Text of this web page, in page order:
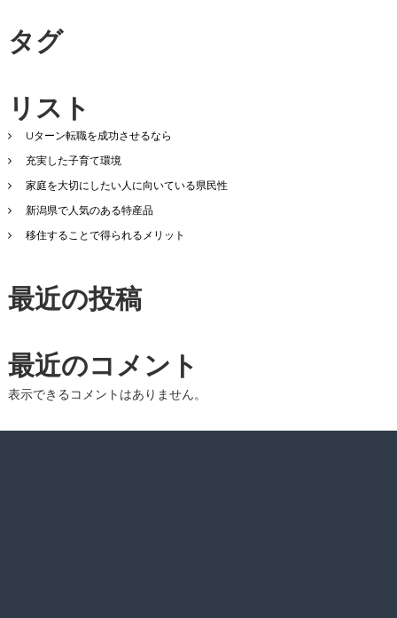
タグ
リスト
Uターン転職を成功させるなら
充実した子育て環境
家庭を大切にしたい人に向いている県民性
新潟県で人気のある特産品
移住することで得られるメリット
最近の投稿
最近のコメント
表示できるコメントはありません。